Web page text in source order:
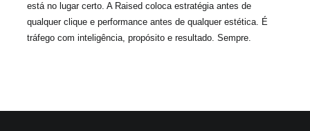
está no lugar certo. A Raised coloca estratégia antes de
qualquer clique e performance antes de qualquer estética. É
tráfego com inteligência, propósito e resultado. Sempre.